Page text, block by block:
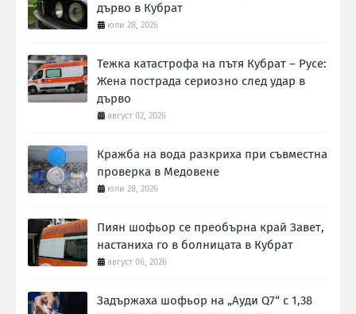
дърво в Кубрат
юли 28, 2026
Тежка катастрофа на пътя Кубрат – Русе:
Жена пострада сериозно след удар в
дърво
август 02, 2026
Кражба на вода разкриха при съвместна
проверка в Медовене
юли 28, 2026
Пиян шофьор се преобърна край Завет,
настаниха го в болницата в Кубрат
август 06, 2026
Задържаха шофьор на „Ауди Q7“ с 1,38